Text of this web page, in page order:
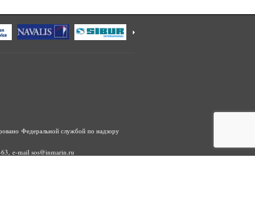
Федеральной службой по надзору
e-mail sos@inmarin.ru